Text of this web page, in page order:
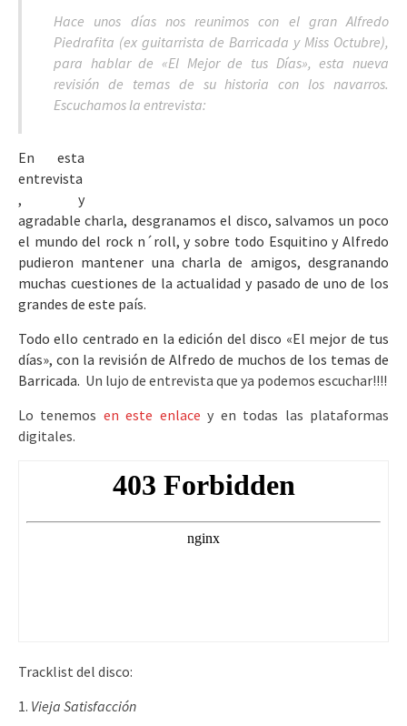
Hace unos días nos reunimos con el gran Alfredo
Piedrafita (ex guitarrista de Barricada y Miss Octubre),
para hablar de «El Mejor de tus Días», esta nueva
revisión de temas de su historia con los navarros.
Escuchamos la entrevista:
En esta
entrevista
, y
agradable charla, desgranamos el disco, salvamos un poco
el mundo del rock n´roll, y sobre todo Esquitino y Alfredo
pudieron mantener una charla de amigos, desgranando
muchas cuestiones de la actualidad y pasado de uno de los
grandes de este país.
Todo ello centrado en la edición del disco «El mejor de tus
días», con la revisión de Alfredo de muchos de los temas de
Barricada. Un lujo de entrevista que ya podemos escuchar!!!!
Lo tenemos en este enlace y en todas las plataformas
digitales.
Tracklist del disco:
Vieja Satisfacción